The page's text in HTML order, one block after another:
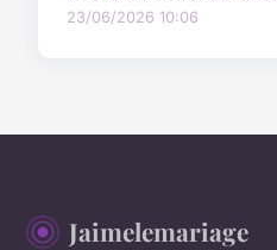
23/06/2026 10:06
Jaimelemariage